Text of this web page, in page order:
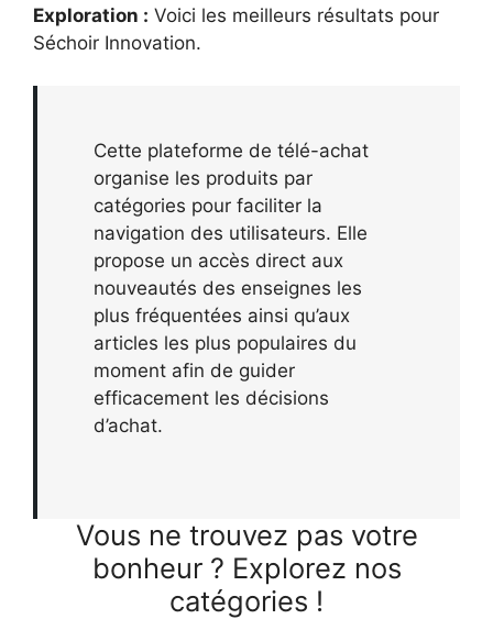
Exploration : Voici les meilleurs résultats pour
Séchoir Innovation.
Cette plateforme de télé-achat
organise les produits par
catégories pour faciliter la
navigation des utilisateurs. Elle
propose un accès direct aux
nouveautés des enseignes les
plus fréquentées ainsi qu’aux
articles les plus populaires du
moment afin de guider
efficacement les décisions
d’achat.
Vous ne trouvez pas votre
bonheur ? Explorez nos
catégories !